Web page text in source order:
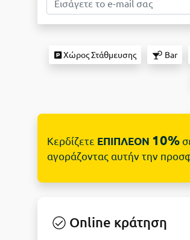
Χώρος Στάθμευσης Bar
Κερδίζετε ΕΠΙΠΛΕΟΝ 10%
αγοράζοντας αυτήν την
Online κράτηση